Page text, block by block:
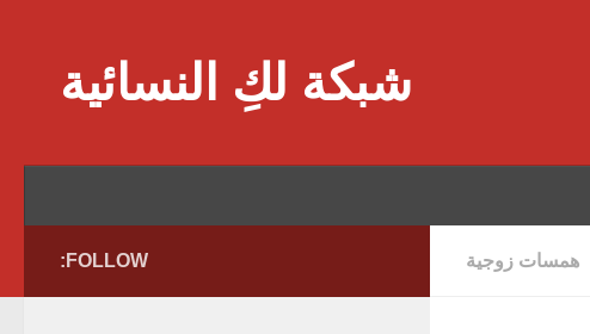
شبكة لكِ النسائية
همسات زوجية FOLLOW: